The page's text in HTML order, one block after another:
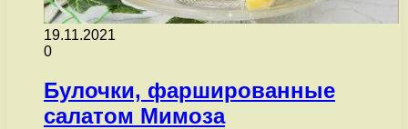
19.11.2021
0
Булочки, фаршированные
салатом Мимоза